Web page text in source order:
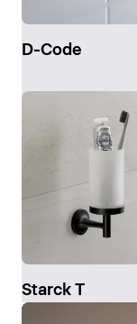
D-Code
Starck T